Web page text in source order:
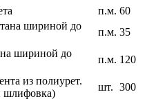
п.м. 60
шириной до
п.м. 35
шириной до
п.м. 120
из полиурет.
шлифовка)
шт. 300